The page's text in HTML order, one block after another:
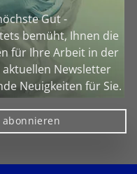
Gut -
bemüht, Ihnen die
für Ihre Arbeit in der
Newsletter
Neuigkeiten für Sie.